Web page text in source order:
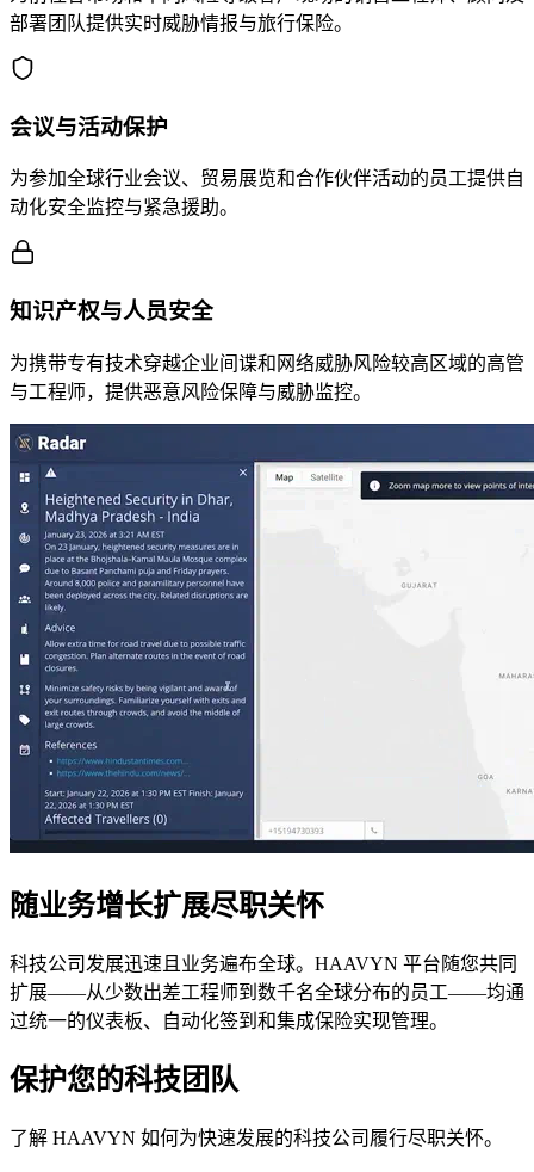
部署团队提供实时威胁情报与旅行保险。
会议与活动保护
为参加全球行业会议、贸易展览和合作伙伴活动的员工提供自
动化安全监控与紧急援助。
知识产权与人员安全
为携带专有技术穿越企业间谍和网络威胁风险较高区域的高管
与工程师，提供恶意风险保障与威胁监控。
随业务增长扩展尽职关怀
科技公司发展迅速且业务遍布全球。HAAVYN 平台随您共同
扩展——从少数出差工程师到数千名全球分布的员工——均通
过统一的仪表板、自动化签到和集成保险实现管理。
保护您的科技团队
了解 HAAVYN 如何为快速发展的科技公司履行尽职关怀。